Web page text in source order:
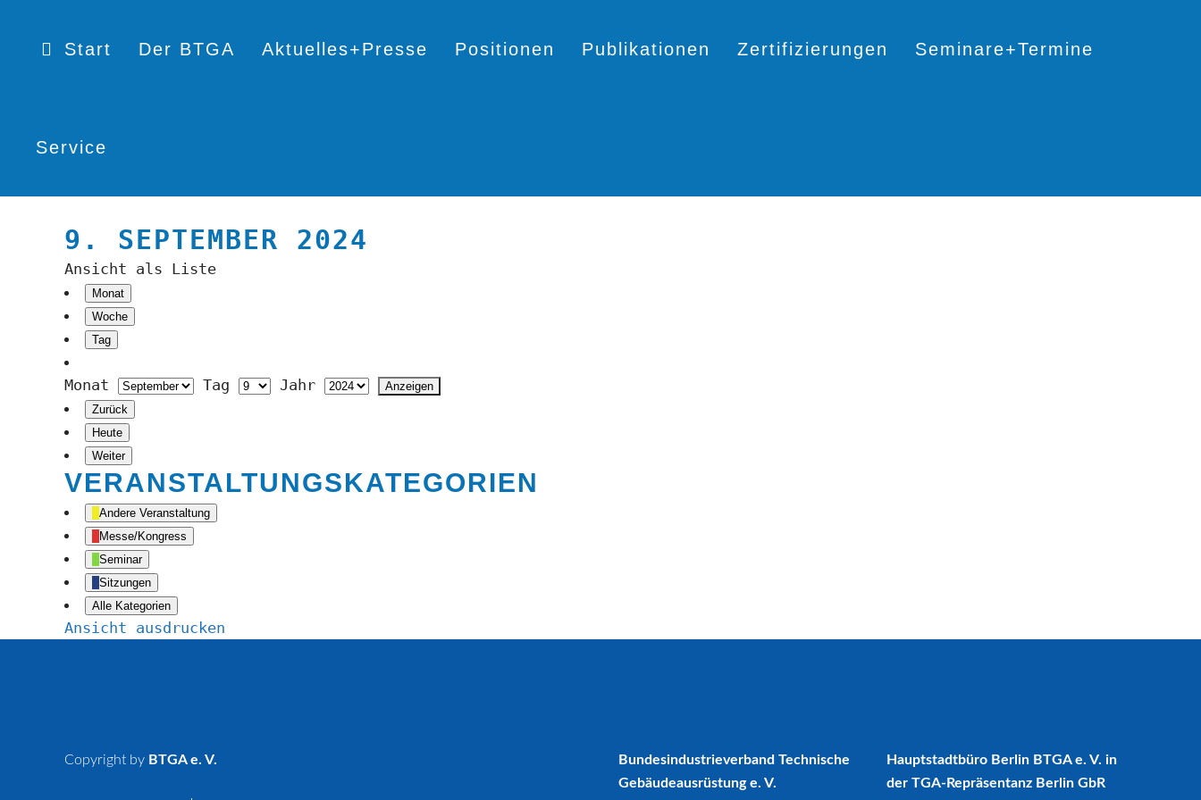
Start Der BTGA Aktuelles+Presse Positionen Publikationen Zertifizierungen Seminare+Termine
Service
9. SEPTEMBER 2024
Ansicht als Liste
Monat
Woche
Tag
Monat Tag Jahr
Zurück
Heute
Weiter
VERANSTALTUNGSKATEGORIEN
Andere Veranstaltung
Messe/Kongress
Seminar
Sitzungen
Alle Kategorien
Ansicht ausdrucken
Copyright by BTGA e. V.
Bundesindustrieverband Technische
Gebäudeausrüstung e. V.
Hauptstadtbüro Berlin BTGA e. V. in
der TGA-Repräsentanz Berlin GbR